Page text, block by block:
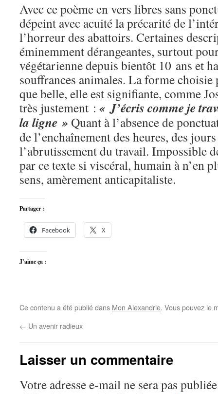
Avec ce poème en vers libres sans
dépeint avec acuité la précarité de
l’horreur des abattoirs. Certaines
éminemment dérangeantes, surtout
végétarienne depuis bientôt 10 ans et
souffrances animales. La forme choisie
que belle, elle est signifiante, comme
très justement : « J’écris comme je
la ligne » Quant à l’absence de
de l’enchaînement des heures, des
l’abrutissement du travail. Impossible
par ce texte si viscéral, humain à n’en
sens, amèrement anticapitaliste.
Partager :
Facebook X
J’aime ça :
Ce contenu a été publié dans Mon Alexandrie. Vous pouvez le
← Un avenir radieux
Laisser un commentaire
Votre adresse e-mail ne sera pas